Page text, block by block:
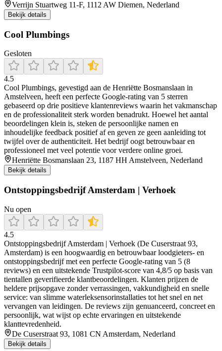
Verrijn Stuartweg 11-F, 1112 AW Diemen, Nederland
Bekijk details
Cool Plumbings
Gesloten
4.5
Cool Plumbings, gevestigd aan de Henriëtte Bosmanslaan in
Amstelveen, heeft een perfecte Google‑rating van 5 sterren
gebaseerd op drie positieve klantenreviews waarin het vakmanschap
en de professionaliteit sterk worden benadrukt. Hoewel het aantal
beoordelingen klein is, steken de persoonlijke namen en
inhoudelijke feedback positief af en geven ze geen aanleiding tot
twijfel over de authenticiteit. Het bedrijf oogt betrouwbaar en
professioneel met veel potentie voor verdere online groei.
Henriëtte Bosmanslaan 23, 1187 HH Amstelveen, Nederland
Bekijk details
Ontstoppingsbedrijf Amsterdam | Verhoek
Nu open
4.5
Ontstoppingsbedrijf Amsterdam | Verhoek (De Cuserstraat 93,
Amsterdam) is een hoogwaardig en betrouwbaar loodgieters- en
ontstoppingsbedrijf met een perfecte Google-rating van 5 (8
reviews) en een uitstekende Trustpilot-score van 4,8/5 op basis van
tientallen geverifieerde klantbeoordelingen. Klanten prijzen de
heldere prijsopgave zonder verrassingen, vakkundigheid en snelle
service: van slimme waterleksensorinstallaties tot het snel en net
vervangen van leidingen. De reviews zijn genuanceerd, concreet en
persoonlijk, wat wijst op echte ervaringen en uitstekende
klanttevredenheid.
De Cuserstraat 93, 1081 CN Amsterdam, Nederland
Bekijk details